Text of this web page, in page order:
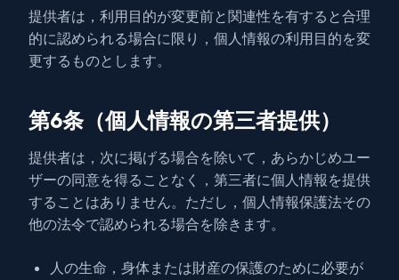
提供者は，利用目的が変更前と関連性を有すると合理
的に認められる場合に限り，個人情報の利用目的を変
更するものとします。
第6条（個人情報の第三者提供）
提供者は，次に掲げる場合を除いて，あらかじめユー
ザーの同意を得ることなく，第三者に個人情報を提供
することはありません。ただし，個人情報保護法その
他の法令で認められる場合を除きます。
人の生命，身体または財産の保護のために必要が